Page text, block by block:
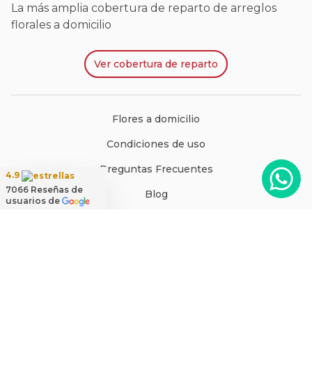
La más amplia cobertura de reparto de arreglos
florales a domicilio
Ver cobertura de reparto
Flores a domicilio
Condiciones de uso
Preguntas Frecuentes
Blog
4.9
7066 Reseñas de
usuarios de